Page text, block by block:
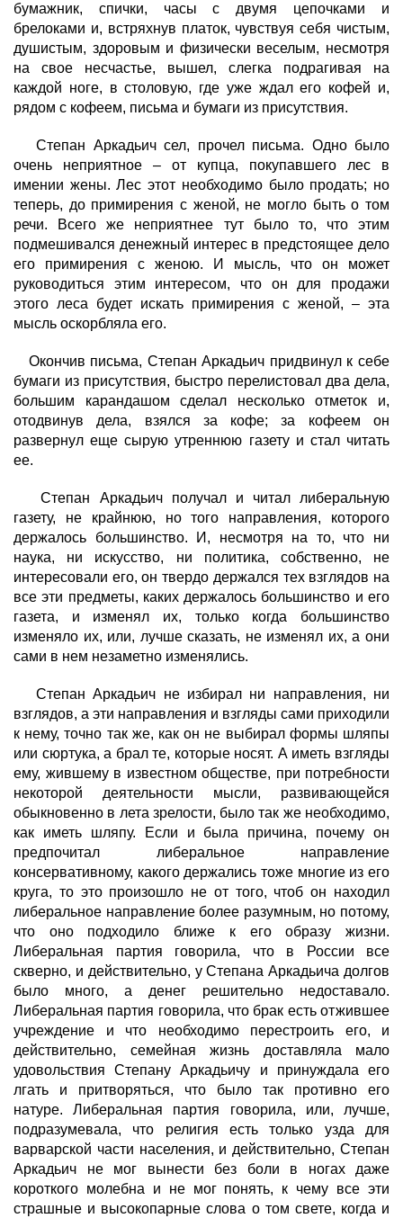
бумажник, спички, часы с двумя цепочками и
брелоками и, встряхнув платок, чувствуя себя чистым,
душистым, здоровым и физически веселым, несмотря
на свое несчастье, вышел, слегка подрагивая на
каждой ноге, в столовую, где уже ждал его кофей и,
рядом с кофеем, письма и бумаги из присутствия.
Степан Аркадьич сел, прочел письма. Одно было
очень неприятное – от купца, покупавшего лес в
имении жены. Лес этот необходимо было продать; но
теперь, до примирения с женой, не могло быть о том
речи. Всего же неприятнее тут было то, что этим
подмешивался денежный интерес в предстоящее дело
его примирения с женою. И мысль, что он может
руководиться этим интересом, что он для продажи
этого леса будет искать примирения с женой, – эта
мысль оскорбляла его.
Окончив письма, Степан Аркадьич придвинул к себе
бумаги из присутствия, быстро перелистовал два дела,
большим карандашом сделал несколько отметок и,
отодвинув дела, взялся за кофе; за кофеем он
развернул еще сырую утреннюю газету и стал читать
ее.
Степан Аркадьич получал и читал либеральную
газету, не крайнюю, но того направления, которого
держалось большинство. И, несмотря на то, что ни
наука, ни искусство, ни политика, собственно, не
интересовали его, он твердо держался тех взглядов на
все эти предметы, каких держалось большинство и его
газета, и изменял их, только когда большинство
изменяло их, или, лучше сказать, не изменял их, а они
сами в нем незаметно изменялись.
Степан Аркадьич не избирал ни направления, ни
взглядов, а эти направления и взгляды сами приходили
к нему, точно так же, как он не выбирал формы шляпы
или сюртука, а брал те, которые носят. А иметь взгляды
ему, жившему в известном обществе, при потребности
некоторой деятельности мысли, развивающейся
обыкновенно в лета зрелости, было так же необходимо,
как иметь шляпу. Если и была причина, почему он
предпочитал либеральное направление
консервативному, какого держались тоже многие из его
круга, то это произошло не от того, чтоб он находил
либеральное направление более разумным, но потому,
что оно подходило ближе к его образу жизни.
Либеральная партия говорила, что в России все
скверно, и действительно, у Степана Аркадьича долгов
было много, а денег решительно недоставало.
Либеральная партия говорила, что брак есть отжившее
учреждение и что необходимо перестроить его, и
действительно, семейная жизнь доставляла мало
удовольствия Степану Аркадьичу и принуждала его
лгать и притворяться, что было так противно его
натуре. Либеральная партия говорила, или, лучше,
подразумевала, что религия есть только узда для
варварской части населения, и действительно, Степан
Аркадьич не мог вынести без боли в ногах даже
короткого молебна и не мог понять, к чему все эти
страшные и высокопарные слова о том свете, когда и